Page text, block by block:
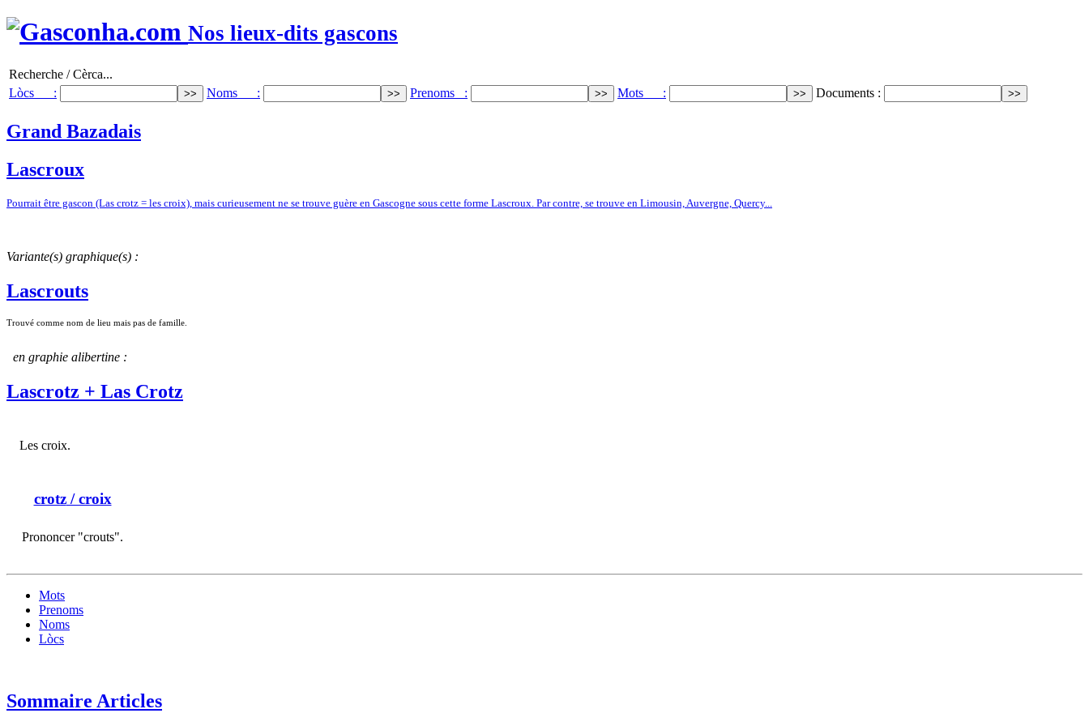
Nos lieux-dits gascons
Recherche / Cèrca...
Lòcs :
Noms : Prenoms : Mots : Documents :
Grand Bazadais
Lascroux
Pourrait être gascon (Las crotz = les croix), mais curieusement ne se trouve guère en Gascogne sous cette forme Lascroux. Par contre, se trouve en Limousin, Auvergne, Quercy...
Variante(s) graphique(s) :
Lascrouts
Trouvé comme nom de lieu mais pas de famille.
en graphie alibertine :
Lascrotz + Las Crotz
Les croix.
crotz/ croix
Prononcer "crouts".
Mots
Prenoms
Noms
Lòcs
Sommaire Articles